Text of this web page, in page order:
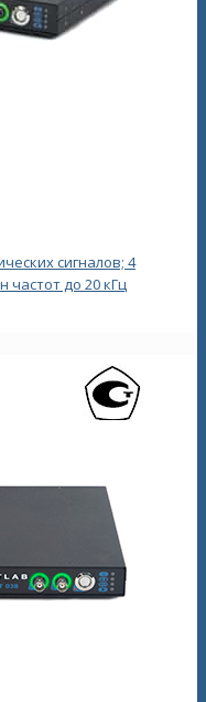
сигналов; 4
частот до 20 кГц